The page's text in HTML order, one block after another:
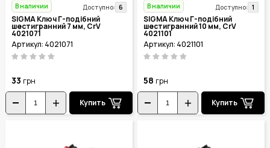
В наличии Доступно: 6
SIGMA Ключ Г-подібний
шестигранний 7 мм, CrV
4021071
Артикул: 4021071
33 грн
Купить
В наличии Доступно: 1
SIGMA Ключ Г-подібний
шестигранний 10 мм, CrV
4021101
Артикул: 4021101
58 грн
Купить